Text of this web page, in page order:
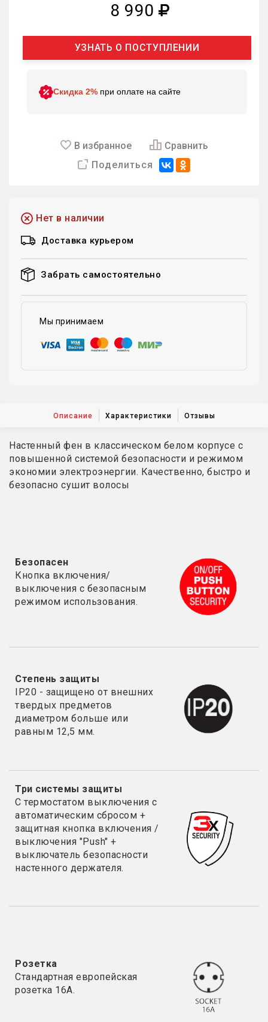
8 990
УЗНАТЬ О ПОСТУПЛЕНИИ
Скидка 2% при оплате на сайте
В избранное
Сравнить
Поделиться
Нет в наличии
Доставка курьером
Забрать самостоятельно
Мы принимаем
Описание Характеристики Отзывы
Настенный фен в классическом белом корпусе с
повышенной системой безопасности и режимом
экономии электроэнергии. Качественно, быстро и
безопасно сушит волосы
Безопасен
Кнопка включения/
выключения с безопасным
режимом использования.
Степень защиты
IP20 - защищено от внешних
твердых предметов
диаметром больше или
равным 12,5 мм.
Три системы защиты
С термостатом выключения с
автоматическим сбросом +
защитная кнопка включения /
выключения "Push" +
выключатель безопасности
настенного держателя.
Розетка
Стандартная европейская
розетка 16А.